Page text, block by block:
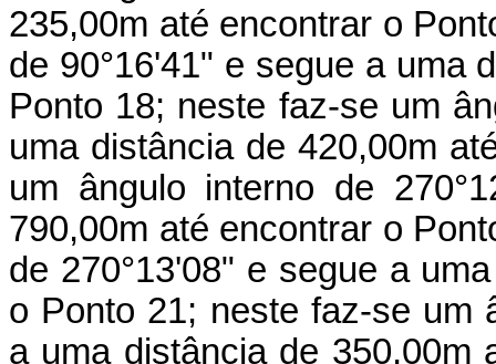
235,00m até encontrar o
de 90°16'41" e segue a uma
Ponto 18; neste faz-se um
uma distância de 420,00m
um ângulo interno de
790,00m até encontrar o
de 270°13'08" e segue a
o Ponto 21; neste faz-se um
a uma distância de 350,00m